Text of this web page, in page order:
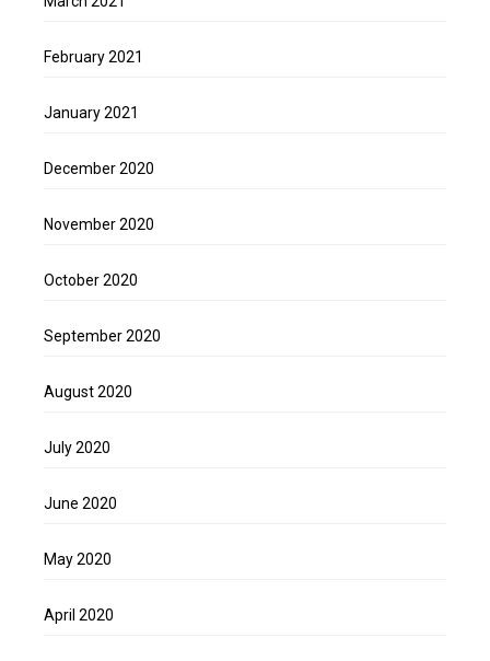
February 2021
January 2021
December 2020
November 2020
October 2020
September 2020
August 2020
July 2020
June 2020
May 2020
April 2020